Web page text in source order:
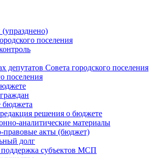
(упразднено)
поселения
депутатов Совета городского поселения
поселения
бюджета
решения о бюджете
аналитические материалы
правовые акты (бюджет)
долг
субъектов МСП